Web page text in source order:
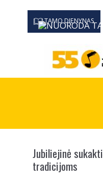
TAMO DIENYNAS
Jubiliejinė
tradicijoms